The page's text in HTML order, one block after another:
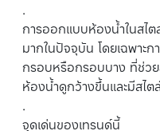
.
การออกแบบห้องน้ำในสไ
มากในปัจจุบัน โดยเฉพาะ
กรอบหรือกรอบบาง ที่ช่วย
ห้องน้ำดูกว้างขึ้นและมีสไ
.
จุดเด่นของเทรนด์นี้